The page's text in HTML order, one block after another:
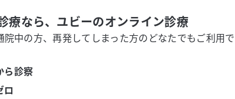
療なら、ユビーのオンライン診療
院中の方、再発してしまった方のどなたでもご利用で
ら診察
ロ